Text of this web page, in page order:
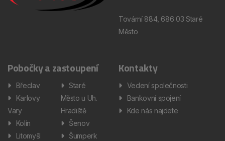
Tovární 884, 686 03 Staré
Město
Pobočky a zastoupení
Břeclav
Karlovy
Vary
Kolín
Litomyšl
Staré
Město u Uh.
Hradiště
Šenov
Šumperk
Kontakty
Vedení společnosti
Bankovní spojení
Kde nás najdete